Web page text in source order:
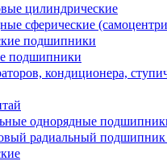
цилиндрические
сферические
подшипники
подшипники
кондиционера,
однорядные
радиальный